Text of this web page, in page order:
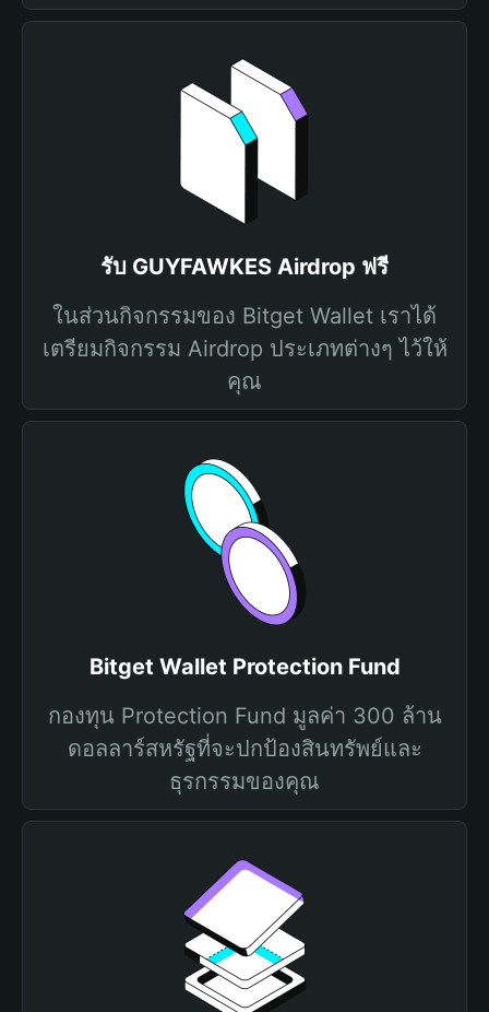
รับ GUYFAWKES Airdrop ฟรี
ในส่วนกิจกรรมของ Bitget Wallet เราได้
เตรียมกิจกรรม Airdrop ประเภทต่างๆ ไว้ให้
คุณ
Bitget Wallet Protection Fund
กองทุน Protection Fund มูลค่า 300 ล้าน
ดอลลาร์สหรัฐที่จะปกป้องสินทรัพย์และ
ธุรกรรมของคุณ